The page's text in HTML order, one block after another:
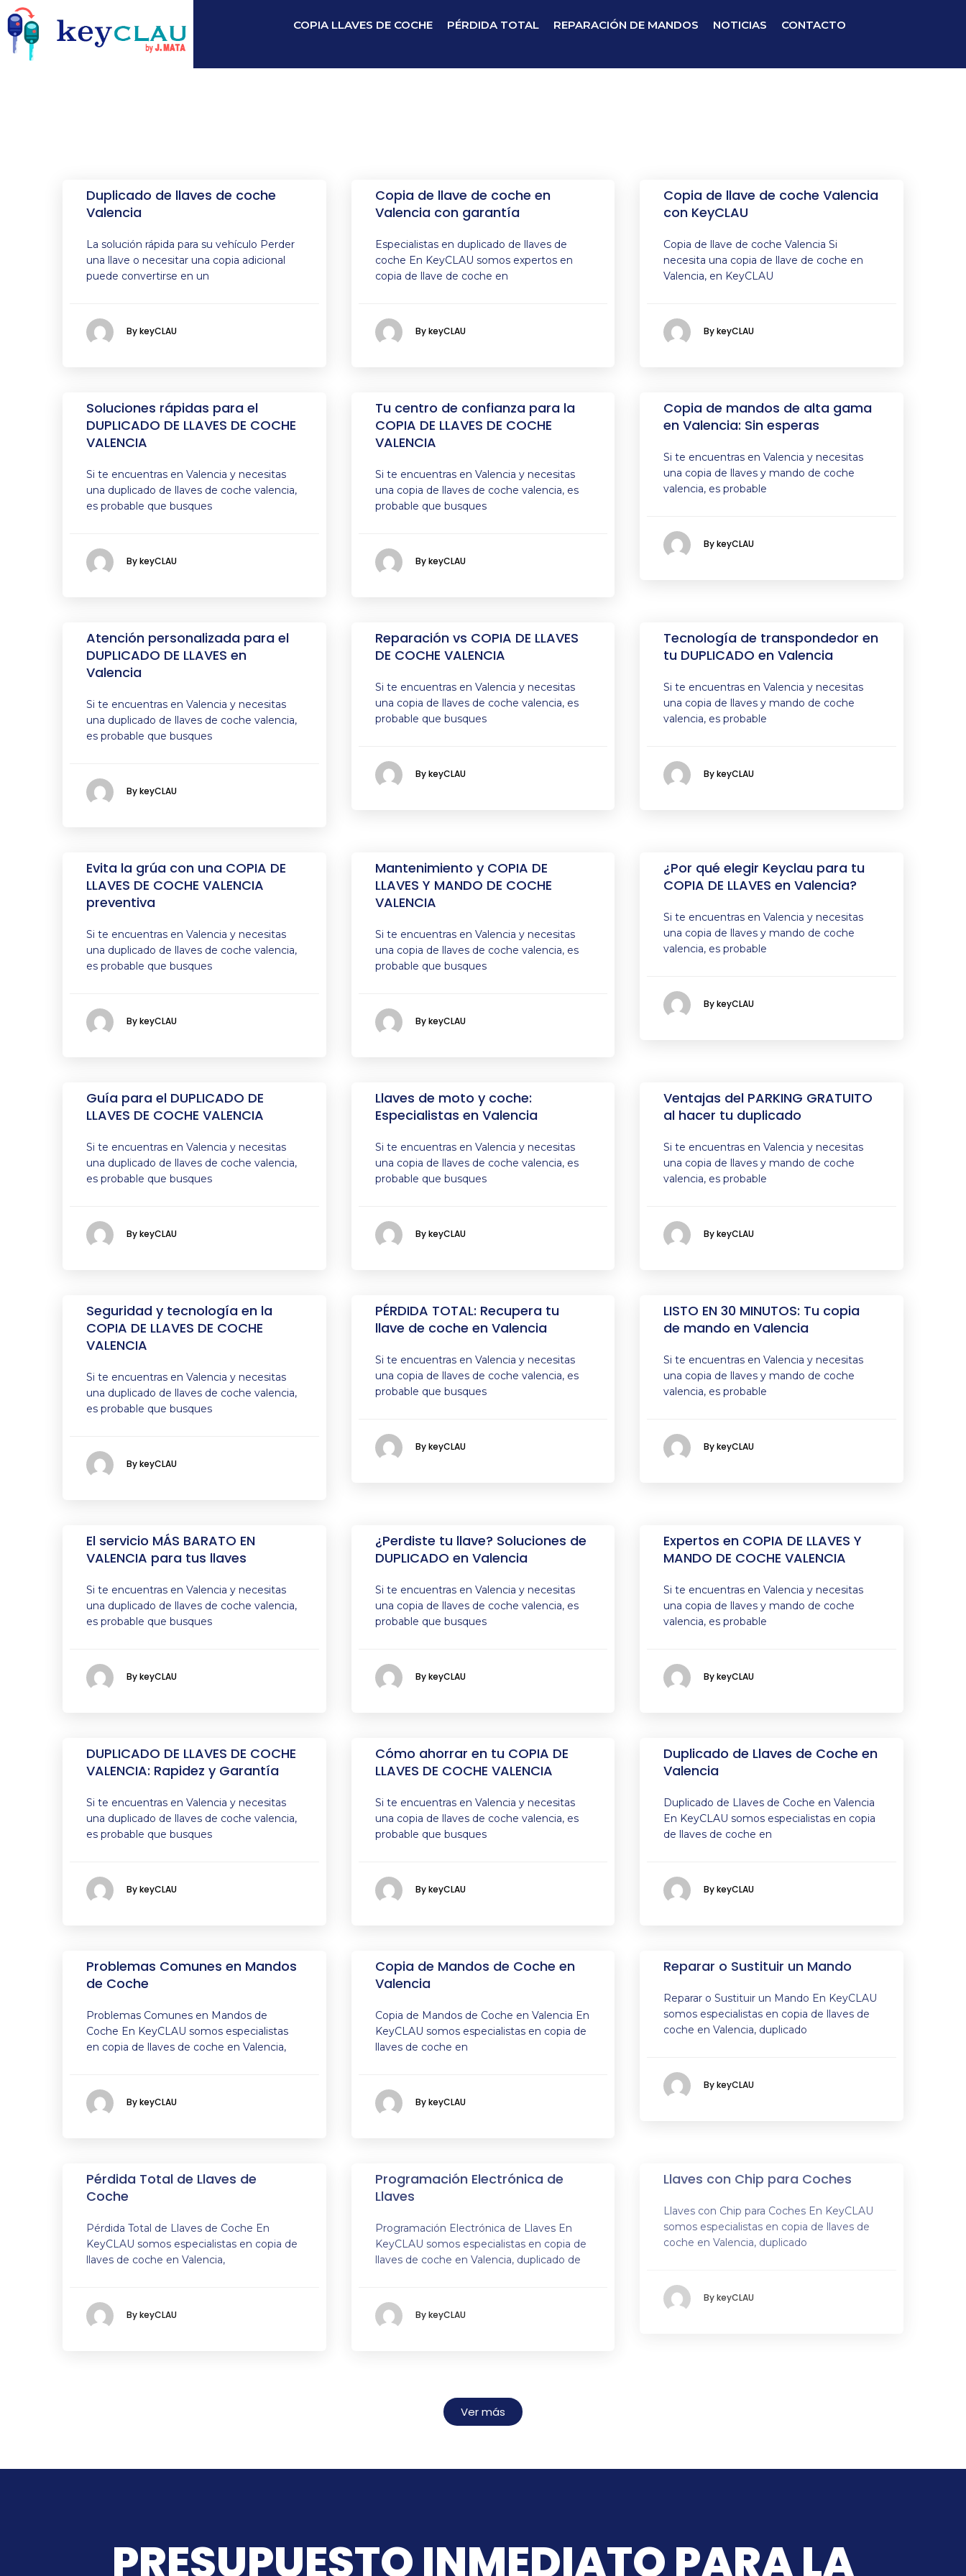
COPIA LLAVES DE COCHE PÉRDIDA TOTAL REPARACIÓN DE MANDOS NOTICIAS CONTACTO
Duplicado de llaves de coche
Valencia
La solución rápida para su vehículo Perder
una llave o necesitar una copia adicional
puede convertirse en un
By keyCLAU
Copia de llave de coche en
Valencia con garantía
Especialistas en duplicado de llaves de
coche En KeyCLAU somos expertos en
copia de llave de coche en
By keyCLAU
Copia de llave de coche Valencia
con KeyCLAU
Copia de llave de coche Valencia Si
necesita una copia de llave de coche en
Valencia, en KeyCLAU
By keyCLAU
Soluciones rápidas para el
DUPLICADO DE LLAVES DE COCHE
VALENCIA
Si te encuentras en Valencia y necesitas
una duplicado de llaves de coche valencia,
es probable que busques
By keyCLAU
Tu centro de confianza para la
COPIA DE LLAVES DE COCHE
VALENCIA
Si te encuentras en Valencia y necesitas
una copia de llaves de coche valencia, es
probable que busques
By keyCLAU
Copia de mandos de alta gama
en Valencia: Sin esperas
Si te encuentras en Valencia y necesitas
una copia de llaves y mando de coche
valencia, es probable
By keyCLAU
Atención personalizada para el
DUPLICADO DE LLAVES en
Valencia
Si te encuentras en Valencia y necesitas
una duplicado de llaves de coche valencia,
es probable que busques
By keyCLAU
Reparación vs COPIA DE LLAVES
DE COCHE VALENCIA
Si te encuentras en Valencia y necesitas
una copia de llaves de coche valencia, es
probable que busques
By keyCLAU
Tecnología de transpondedor en
tu DUPLICADO en Valencia
Si te encuentras en Valencia y necesitas
una copia de llaves y mando de coche
valencia, es probable
By keyCLAU
Evita la grúa con una COPIA DE
LLAVES DE COCHE VALENCIA
preventiva
Si te encuentras en Valencia y necesitas
una duplicado de llaves de coche valencia,
es probable que busques
By keyCLAU
Mantenimiento y COPIA DE
LLAVES Y MANDO DE COCHE
VALENCIA
Si te encuentras en Valencia y necesitas
una copia de llaves de coche valencia, es
probable que busques
By keyCLAU
¿Por qué elegir Keyclau para tu
COPIA DE LLAVES en Valencia?
Si te encuentras en Valencia y necesitas
una copia de llaves y mando de coche
valencia, es probable
By keyCLAU
Guía para el DUPLICADO DE
LLAVES DE COCHE VALENCIA
Si te encuentras en Valencia y necesitas
una duplicado de llaves de coche valencia,
es probable que busques
By keyCLAU
Llaves de moto y coche:
Especialistas en Valencia
Si te encuentras en Valencia y necesitas
una copia de llaves de coche valencia, es
probable que busques
By keyCLAU
Ventajas del PARKING GRATUITO
al hacer tu duplicado
Si te encuentras en Valencia y necesitas
una copia de llaves y mando de coche
valencia, es probable
By keyCLAU
Seguridad y tecnología en la
COPIA DE LLAVES DE COCHE
VALENCIA
Si te encuentras en Valencia y necesitas
una duplicado de llaves de coche valencia,
es probable que busques
By keyCLAU
PÉRDIDA TOTAL: Recupera tu
llave de coche en Valencia
Si te encuentras en Valencia y necesitas
una copia de llaves de coche valencia, es
probable que busques
By keyCLAU
LISTO EN 30 MINUTOS: Tu copia
de mando en Valencia
Si te encuentras en Valencia y necesitas
una copia de llaves y mando de coche
valencia, es probable
By keyCLAU
El servicio MÁS BARATO EN
VALENCIA para tus llaves
Si te encuentras en Valencia y necesitas
una duplicado de llaves de coche valencia,
es probable que busques
By keyCLAU
¿Perdiste tu llave? Soluciones de
DUPLICADO en Valencia
Si te encuentras en Valencia y necesitas
una copia de llaves de coche valencia, es
probable que busques
By keyCLAU
Expertos en COPIA DE LLAVES Y
MANDO DE COCHE VALENCIA
Si te encuentras en Valencia y necesitas
una copia de llaves y mando de coche
valencia, es probable
By keyCLAU
DUPLICADO DE LLAVES DE COCHE
VALENCIA: Rapidez y Garantía
Si te encuentras en Valencia y necesitas
una duplicado de llaves de coche valencia,
es probable que busques
By keyCLAU
Cómo ahorrar en tu COPIA DE
LLAVES DE COCHE VALENCIA
Si te encuentras en Valencia y necesitas
una copia de llaves de coche valencia, es
probable que busques
By keyCLAU
Duplicado de Llaves de Coche en
Valencia
Duplicado de Llaves de Coche en Valencia
En KeyCLAU somos especialistas en copia
de llaves de coche en
By keyCLAU
Problemas Comunes en Mandos
de Coche
Problemas Comunes en Mandos de
Coche En KeyCLAU somos especialistas
en copia de llaves de coche en Valencia,
By keyCLAU
Copia de Mandos de Coche en
Valencia
Copia de Mandos de Coche en Valencia En
KeyCLAU somos especialistas en copia de
llaves de coche en
By keyCLAU
Reparar o Sustituir un Mando
Reparar o Sustituir un Mando En KeyCLAU
somos especialistas en copia de llaves de
coche en Valencia, duplicado
By keyCLAU
Pérdida Total de Llaves de
Coche
Pérdida Total de Llaves de Coche En
KeyCLAU somos especialistas en copia de
llaves de coche en Valencia,
By keyCLAU
Programación Electrónica de
Llaves
Programación Electrónica de Llaves En
KeyCLAU somos especialistas en copia de
llaves de coche en Valencia, duplicado de
By keyCLAU
Llaves con Chip para Coches
Llaves con Chip para Coches En KeyCLAU
somos especialistas en copia de llaves de
coche en Valencia, duplicado
By keyCLAU
Ver más
PRESUPUESTO INMEDIATO PARA LA